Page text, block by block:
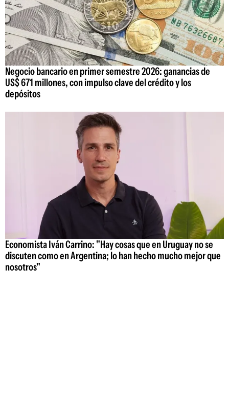
Negocio bancario en primer semestre 2026: ganancias de
US$ 671 millones, con impulso clave del crédito y los
depósitos
Economista Iván Carrino: "Hay cosas que en Uruguay no se
discuten como en Argentina; lo han hecho mucho mejor que
nosotros"